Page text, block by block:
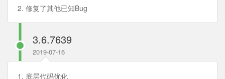
2. 修复了其他已知Bug
3.6.7639
2019-07-16
1. 底层代码优化